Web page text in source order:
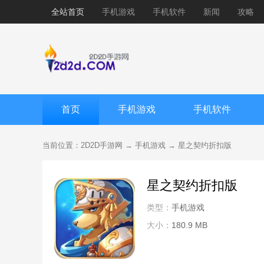
全站首页 手机游戏 手机软件 新闻 攻略
首页 手机游戏 手机软件
当前位置： 2D2D手游网 → 手机游戏 → 星之契约折扣版
星之契约折扣版
类型： 手机游戏
大小： 180.9 MB